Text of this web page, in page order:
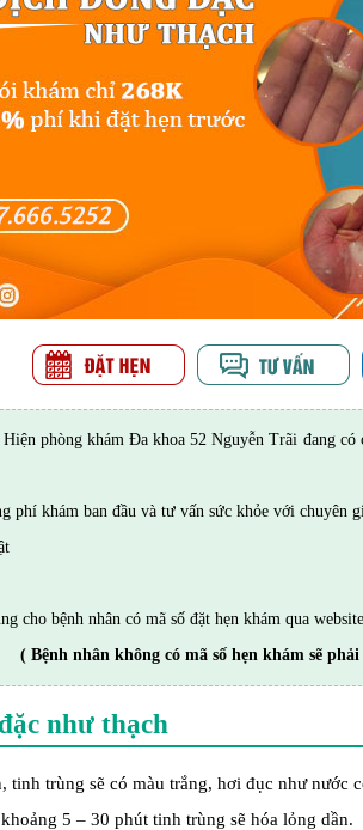
Hiện phòng khám Đa khoa 52 Nguyễn Trãi đang
phí khám ban đầu và tư vấn sức khỏe với chuyên
cho bệnh nhân có mã số đặt hẹn khám qua website
( Bệnh nhân không có mã số hẹn khám sẽ
như thạch
tinh trùng sẽ có màu trắng, hơi đục như nước
5 – 30 phút tinh trùng sẽ hóa lỏng dần.